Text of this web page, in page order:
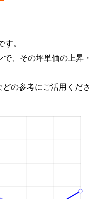
。
、その坪単価の上昇・
の参考にご活用くださ